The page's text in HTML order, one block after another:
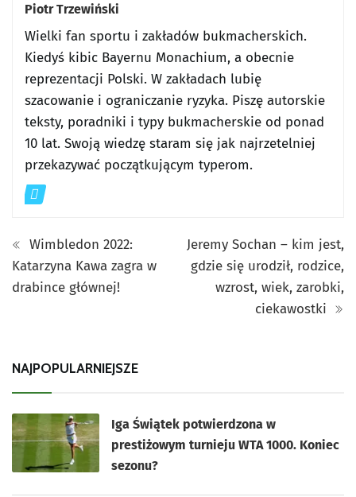
Piotr Trzewiński
Wielki fan sportu i zakładów bukmacherskich.
Kiedyś kibic Bayernu Monachium, a obecnie
reprezentacji Polski. W zakładach lubię
szacowanie i ograniczanie ryzyka. Piszę autorskie
teksty, poradniki i typy bukmacherskie od ponad
10 lat. Swoją wiedzę staram się jak najrzetelniej
przekazywać początkującym typerom.
Wimbledon 2022:
Katarzyna Kawa zagra w
drabince głównej!
Jeremy Sochan – kim jest,
gdzie się urodził, rodzice,
wzrost, wiek, zarobki,
ciekawostki
NAJPOPULARNIEJSZE
Iga Świątek potwierdzona w
prestiżowym turnieju WTA 1000. Koniec
sezonu?